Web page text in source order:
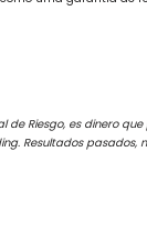
Riesgo, es dinero
Resultados pasados,